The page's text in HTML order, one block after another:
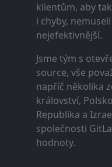
klientům, aby
i chyby,
nejefektivnější.
Jsme tým s
source, vše
napříč několika
království,
Republika a
společnosti
hodnoty.